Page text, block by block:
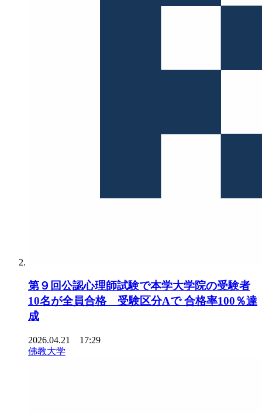
第９回公認心理師試験で本学大学院の受験者
10名が全員合格 受験区分Aで 合格率100％達
成
2026.04.21 17:29
佛教大学